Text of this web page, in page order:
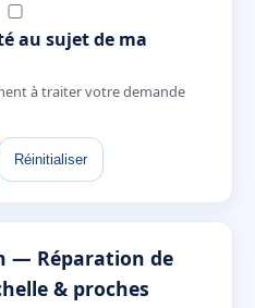
au sujet de ma
à traiter votre demande
Réinitialiser
— Réparation de
& proches